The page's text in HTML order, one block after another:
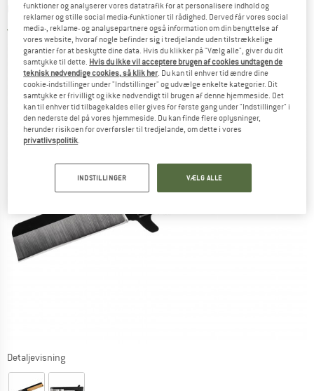
GERBER -Quadrant - Knive
5,0(1)
Detaljevisning
funktioner og analyserer vores datatrafik for at personalisere indhold og
reklamer og stille social media-funktioner til rådighed. Derved får vores social
media-, reklame- og analysepartnere også information om din benyttelse af
vores website, hvoraf nogle befinder sig i tredjelande uden tilstrækkelige
garantier for at beskytte dine data. Hvis du klikker på "Vælg alle", giver du dit
samtykke til dette. Hvis du ikke vil acceptere brugen af cookies undtagen de
teknisk nødvendige cookies, så klik her. Du kan til enhver tid ændre dine
cookie-indstillinger under "Indstillinger" og udvælge enkelte kategorier. Dit
samtykke er frivilligt og ikke nødvendigt til brugen af denne hjemmeside. Det
kan til enhver tid tilbagekaldes eller gives for første gang under "Indstillinger" i
den nederste del på vores hjemmeside. Du kan finde flere oplysninger,
herunder risikoen for overførsler til tredjelande, om dette i vores
privatlivspolitik.
INDSTILLINGER VÆLG ALLE